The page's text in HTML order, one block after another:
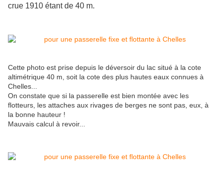
crue 1910 étant de 40 m.
Cette photo est prise depuis le déversoir du lac situé à la cote
altimétrique 40 m, soit la cote des plus hautes eaux connues à
Chelles...
On constate que si la passerelle est bien montée avec les
flotteurs, les attaches aux rivages de berges ne sont pas, eux, à
la bonne hauteur !
Mauvais calcul à revoir...